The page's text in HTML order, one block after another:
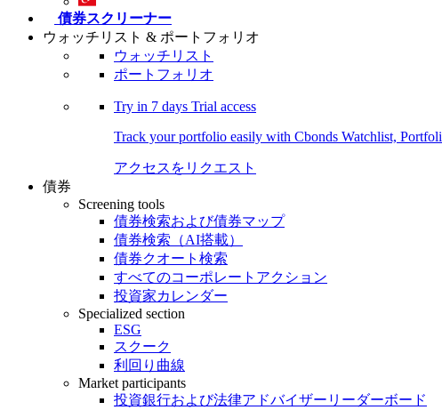
債券スクリーナー
ウォッチリスト & ポートフォリオ
ウォッチリスト
ポートフォリオ
Try in 7 days Trial access
Track your portfolio easily with Cbonds Watchlist,
アクセスをリクエスト
債券
Screening tools
債券検索および債券マップ
債券検索（AI搭載）
債券クオート検索
すべてのコーポレートアクション
投資家カレンダー
Specialized section
ESG
スクーク
利回り曲線
Market participants
投資銀行および法律アドバイザーリーダーボード